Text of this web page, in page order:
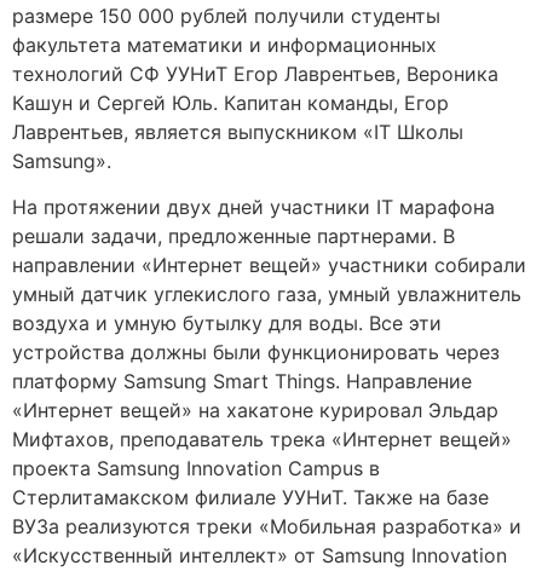
размере 150 000 рублей получили студенты
факультета математики и информационных
технологий СФ УУНиТ Егор Лаврентьев, Вероника
Кашун и Сергей Юль. Капитан команды, Егор
Лаврентьев, является выпускником «IT Школы
Samsung».
На протяжении двух дней участники IT марафона
решали задачи, предложенные партнерами. В
направлении «Интернет вещей» участники собирали
умный датчик углекислого газа, умный увлажнитель
воздуха и умную бутылку для воды. Все эти
устройства должны были функционировать через
платформу Samsung Smart Things. Направление
«Интернет вещей» на хакатоне курировал Эльдар
Мифтахов, преподаватель трека «Интернет вещей»
проекта Samsung Innovation Campus в
Стерлитамакском филиале УУНиТ. Также на базе
ВУЗа реализуются треки «Мобильная разработка» и
«Искусственный интеллект» от Samsung Innovation